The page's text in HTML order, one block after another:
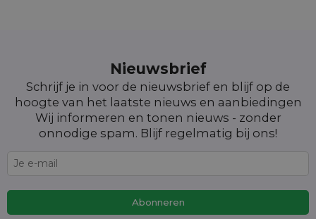
Nieuwsbrief
Schrijf je in voor de nieuwsbrief en blijf op de
hoogte van het laatste nieuws en aanbiedingen
Wij informeren en tonen nieuws - zonder
onnodige spam. Blijf regelmatig bij ons!